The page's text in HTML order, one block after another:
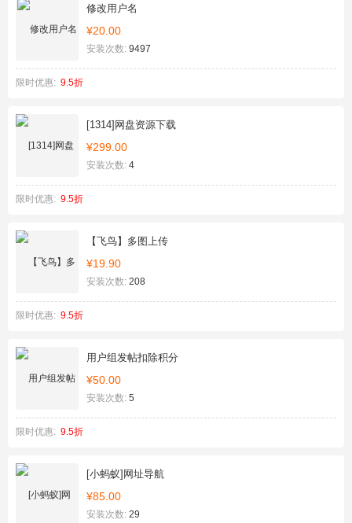
修改用户名
¥20.00
安装次数: 9497
限时优惠: 9.5折
[1314]网盘资源下载
¥299.00
安装次数: 4
限时优惠: 9.5折
【飞鸟】多图上传
¥19.90
安装次数: 208
限时优惠: 9.5折
用户组发帖扣除积分
¥50.00
安装次数: 5
限时优惠: 9.5折
[小蚂蚁]网址导航
¥85.00
安装次数: 29